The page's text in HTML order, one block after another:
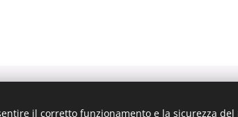
il corretto funzionamento e la sicurezza